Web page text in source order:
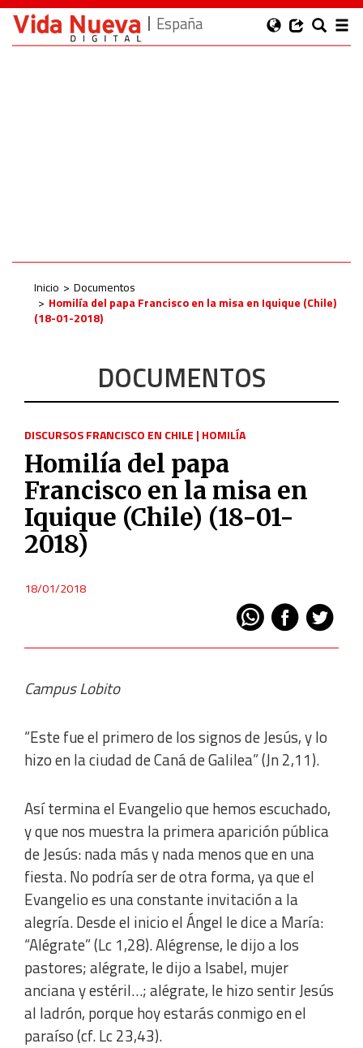
España
Inicio
Documentos
Homilía del papa Francisco en la misa en Iquique (Chile)
(18-01-2018)
DOCUMENTOS
DISCURSOS FRANCISCO EN CHILE | HOMILÍA
Homilía del papa
Francisco en la misa en
Iquique (Chile) (18-01-
2018)
18/01/2018
Campus Lobito
“Este fue el primero de los signos de Jesús, y lo
hizo en la ciudad de Caná de Galilea” (Jn 2,11).
Así termina el Evangelio que hemos escuchado,
y que nos muestra la primera aparición pública
de Jesús: nada más y nada menos que en una
fiesta. No podría ser de otra forma, ya que el
Evangelio es una constante invitación a la
alegría. Desde el inicio el Ángel le dice a María:
“Alégrate” (Lc 1,28). Alégrense, le dijo a los
pastores; alégrate, le dijo a Isabel, mujer
anciana y estéril…; alégrate, le hizo sentir Jesús
al ladrón, porque hoy estarás conmigo en el
paraíso (cf. Lc 23,43).